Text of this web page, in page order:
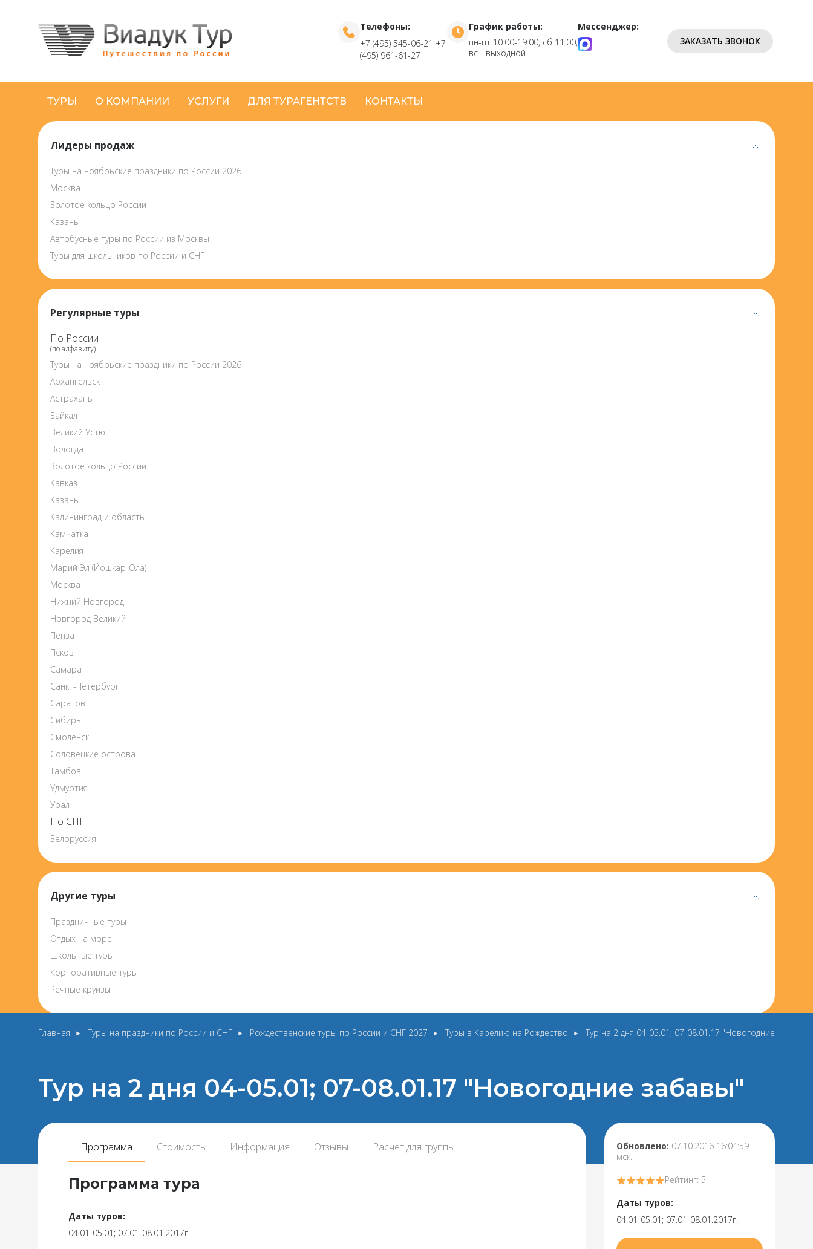
Телефоны:
+7 (495) 545-06-21 +7
(495) 961-61-27
График работы:
пн-пт 10:00-19:00, сб 11:00,
вс - выходной
Мессенджер:
ЗАКАЗАТЬ ЗВОНОК
ТУРЫ О КОМПАНИИ УСЛУГИ ДЛЯ ТУРАГЕНТСТВ КОНТАКТЫ
Лидеры продаж
Туры на ноябрьские праздники по России 2026
Москва
Золотое кольцо России
Казань
Автобусные туры по России из Москвы
Туры для школьников по России и СНГ
Регулярные туры
По России
(по алфавиту)
Туры на ноябрьские праздники по России 2026
Архангельск
Астрахань
Байкал
Великий Устюг
Вологда
Золотое кольцо России
Кавказ
Казань
Калининград и область
Камчатка
Карелия
Марий Эл (Йошкар-Ола)
Москва
Нижний Новгород
Новгород Великий
Пенза
Псков
Самара
Санкт-Петербург
Саратов
Сибирь
Смоленск
Соловецкие острова
Тамбов
Удмуртия
Урал
По СНГ
Белоруссия
Другие туры
Праздничные туры
Отдых на море
Школьные туры
Корпоративные туры
Речные круизы
Главная Туры на праздники по России и СНГ Рождественские туры по России и СНГ 2027 Туры в Карелию на Рождество Тур на 2 дня 04-05.01; 07-08.01.17 "Новогодние забавы"
Тур на 2 дня 04-05.01; 07-08.01.17 "Новогодние забавы"
Программа Стоимость Информация Отзывы Расчет для группы
Программа тура
Даты туров:
04.01-05.01; 07.01-08.01.2017г.
Обновлено: 07.10.2016 16:04:59
мск.
Рейтинг: 5
Даты туров:
04.01-05.01; 07.01-08.01.2017г.